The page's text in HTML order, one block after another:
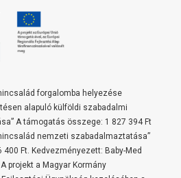
forgalomba helyezése
alapuló külföldi szabadalmi
A támogatás összege: 1 827 394 Ft
nemzeti szabadalmaztatása”
Ft. Kedvezményezett: Baby-Med
projekt a Magyar Kormány